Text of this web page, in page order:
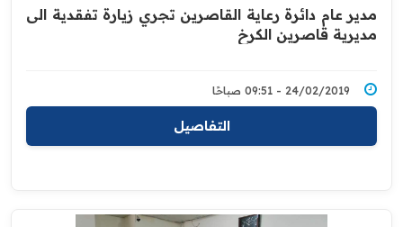
مدير عام دائرة رعاية القاصرين تجري زيارة تفقدية الى
مديرية قاصرين الكرخ
24/02/2019 - 09:51 صباحًا
التفاصيل